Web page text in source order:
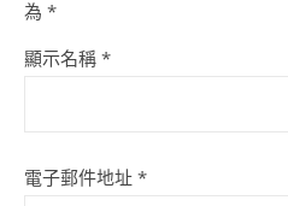
為 *
顯示名稱 *
電子郵件地址 *